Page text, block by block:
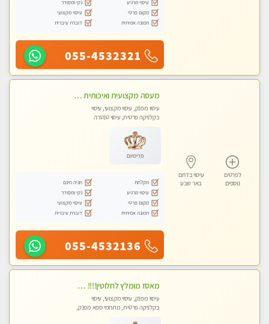
עיסוי מרגיע
נקי ומסודר
מקום פרטי
עיסוי מקצועי
תמונה אמיתית
דוברת עיברית
055-4532321
לפרטים
נוספים
עיסוי בדרום
באר שבע
מעסה מקצועית ואיכותית עיסוי מפנק ברמה אחרת !!!
עיסוי מפנק, עיסוי מקצועי, עיסוי
בקלניקה פרטית, עיסוי טנטרה
פרימיום
מקלחת
חניה חינם
עיסוי מרגיע
נקי ומסודר
מקום פרטי
עיסוי מקצועי
תמונה אמיתית
דוברת עיברית
055-4532136
מאסז מומלץ לחלוטין!!!! מעסה מקצועית לעיסוי ברמה גבוהה VIP תתקשר .....
עיסוי מפנק, עיסוי מקצועי, עיסוי
בקלניקה פרטית, מתחמי ספא מפנק,